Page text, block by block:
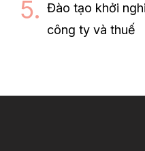
Đào tạo khởi
công ty và thuế